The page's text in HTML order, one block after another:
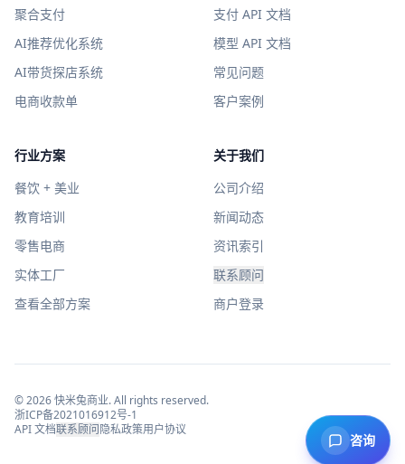
聚合支付
AI推荐优化系统
AI带货探店系统
电商收款单
支付 API 文档
模型 API 文档
常见问题
客户案例
行业方案
餐饮 + 美业
教育培训
零售电商
实体工厂
查看全部方案
关于我们
公司介绍
新闻动态
资讯索引
联系顾问
商户登录
©2026快米兔商业. All rights reserved.
浙ICP备2021016912号-1
API 文档联系顾问隐私政策用户协议
咨询